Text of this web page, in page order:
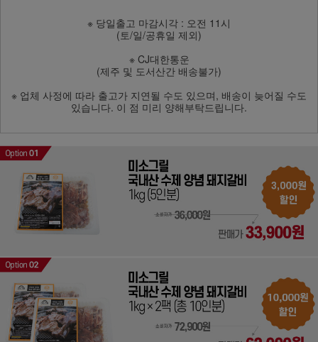
※ 당일출고 마감시각 : 오전 11시
(토/일/공휴일 제외)
※ CJ대한통운
(제주 및 도서산간 배송불가)
※ 업체 사정에 따라 출고가 지연될 수도 있으며, 배송이 늦어질 수도
있습니다. 이 점 미리 양해부탁드립니다.